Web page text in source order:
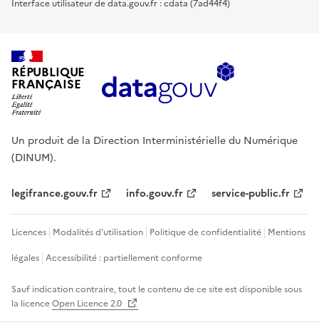
Interface utilisateur de data.gouv.fr : cdata (7ad44f4)
RÉPUBLIQUE
FRANÇAISE
Un produit de la Direction Interministérielle du Numérique
(DINUM).
legifrance.gouv.fr info.gouv.fr service-public.fr
Licences Modalités d'utilisation Politique de confidentialité Mentions
légales Accessibilité : partiellement conforme
Sauf indication contraire, tout le contenu de ce site est disponible sous
la licenceOpen Licence 2.0